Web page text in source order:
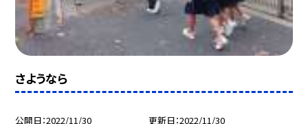
さようなら
公開日 2022/11/30 更新日 2022/11/30